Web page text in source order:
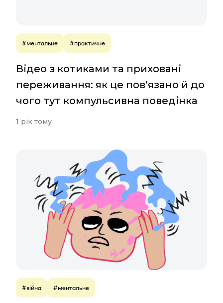
#ментальне #практичне
Відео з котиками та приховані
переживання: як це пов’язано й до
чого тут компульсивна поведінка
1 рік тому
#війна #ментальне